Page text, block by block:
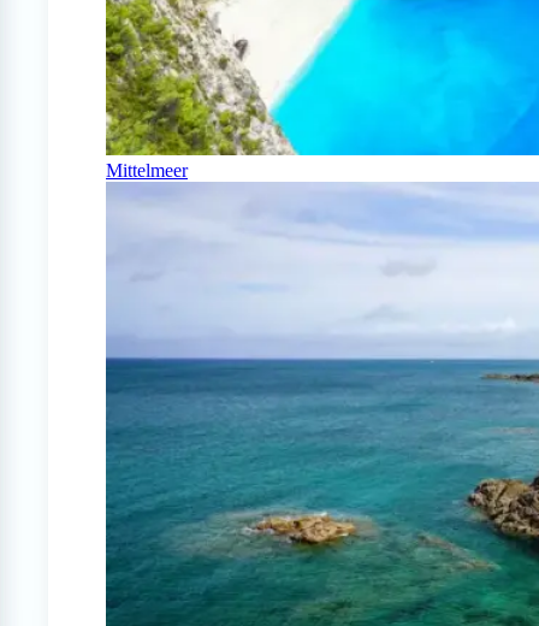
Mittelmeer